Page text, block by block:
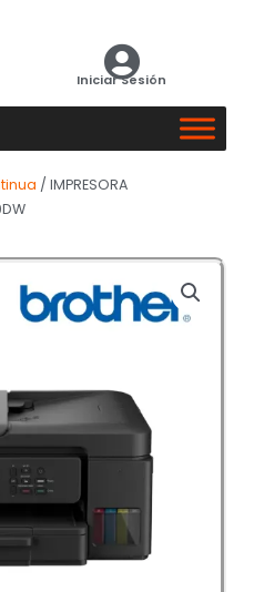
Iniciar Sesión
/ IMPRESORA